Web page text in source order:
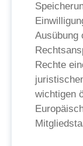
Ausübung
Rechte
wichtigen